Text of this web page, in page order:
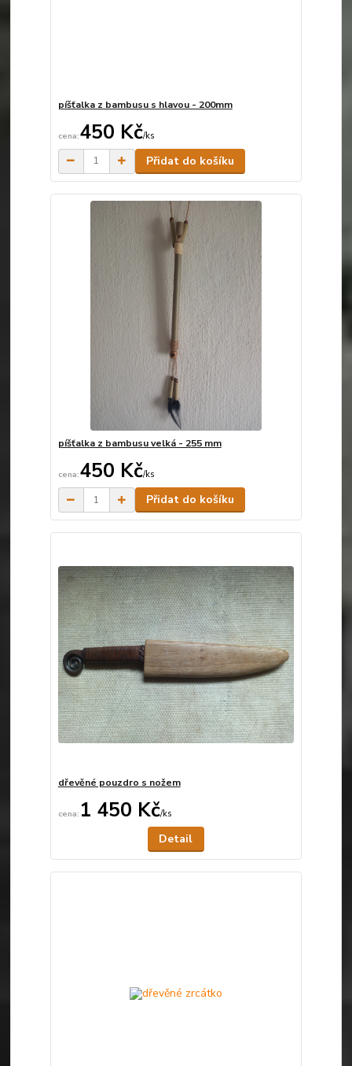
píšťalka z bambusu s hlavou - 200mm
450 Kč/ks
Přidat do košíku
píšťalka z bambusu velká - 255 mm
450 Kč/ks
Přidat do košíku
dřevěné pouzdro s nožem
1 450 Kč/ks
Detail